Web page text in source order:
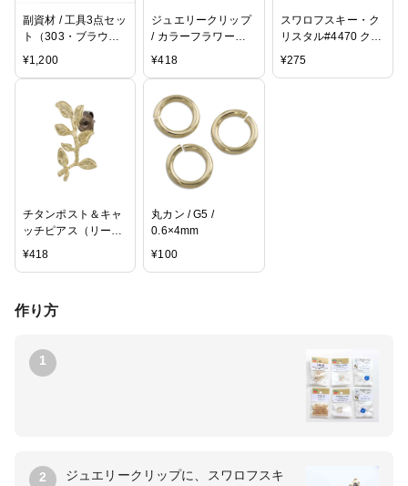
副資材 / 工具3点セッ
ト（303・ブラウン×
ピンク）
¥1,200
ジュエリークリップ
/ カラーフラワー
（4077） / BUA・
¥418
スワロフスキー・ク
リスタル#4470 クリ
スタル・ロイヤルブ
¥275
チタンポスト＆キャ
ッチピアス（リー
フ・縦カン付
¥418
丸カン / G5 /
0.6×4mm
¥100
作り方
1
2
ジュエリークリップに、スワロフスキ